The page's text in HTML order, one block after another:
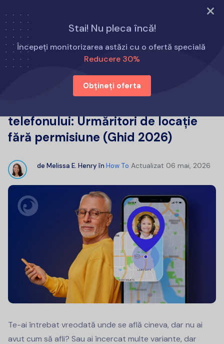
Încearcă acum
Stai! Nu pleca încă!
Începeți monitorizarea astăzi cu o ofertă specială
Reducere 30%
Obțineți oferta
Acasă
Cum să
Top 8 aplicații de urmărire a telefonului: Urmăritori de
locație fără permisiune (Ghid 2026)
telefonului: Urmăritori de locație
fără permisiune (Ghid 2026)
de Melissa E. Henry în How To Actualizat 06 mai, 2026
Te-ai întrebat vreodată unde se află cineva, dar nu ai
avut cum să afli? Sau ai încercat multe variante, dar